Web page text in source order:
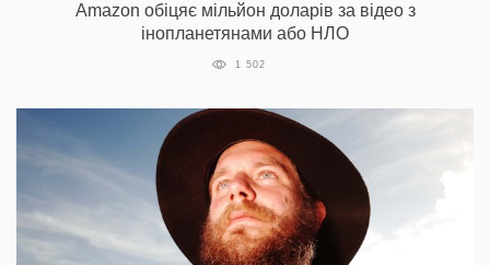
Amazon обіцяє мільйон доларів за відео з
інопланетянами або НЛО
1 502